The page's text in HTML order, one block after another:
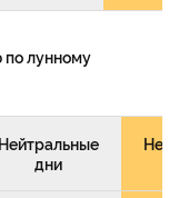
по лунному
Нейтральные
дни